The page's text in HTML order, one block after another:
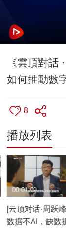
《雲頂對話
如何推動數
8
播放列表
[云顶对话·周跃
数据不AI，缺数
00:01:09